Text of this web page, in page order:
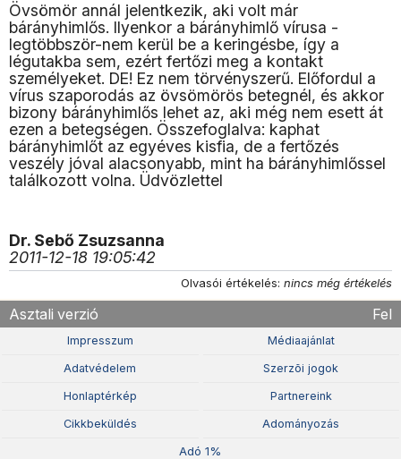
Övsömör annál jelentkezik, aki volt már
bárányhimlős. Ilyenkor a bárányhimlő vírusa -
legtöbbször-nem kerül be a keringésbe, így a
légutakba sem, ezért fertőzi meg a kontakt
személyeket. DE! Ez nem törvényszerű. Előfordul a
vírus szaporodás az övsömörös betegnél, és akkor
bizony bárányhimlős lehet az, aki még nem esett át
ezen a betegségen. Összefoglalva: kaphat
bárányhimlőt az egyéves kisfia, de a fertőzés
veszély jóval alacsonyabb, mint ha bárányhimlőssel
találkozott volna. Üdvözlettel
Dr. Sebő Zsuzsanna
2011-12-18 19:05:42
Olvasói értékelés: nincs még értékelés
Asztali verzió Fel
Impresszum Médiaajánlat
Adatvédelem Szerzõi jogok
Honlaptérkép Partnereink
Cikkbeküldés Adományozás
Adó 1%